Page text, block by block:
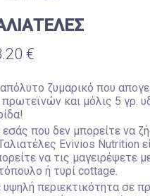
€
ζυμαρικό που
πρωτεϊνών και μόλις 5 γρ.
εσάς που δεν μπορείτε να
Evivios Nutrition
να τις μαγειρέψετε
ή τυρί cottage.
υψηλή περιεκτικότητα σε